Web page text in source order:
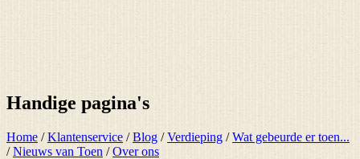
Handige pagina's
Home /Klantenservice /Blog /Verdieping /Wat gebeurde er toen...
/Nieuws van Toen /Over ons